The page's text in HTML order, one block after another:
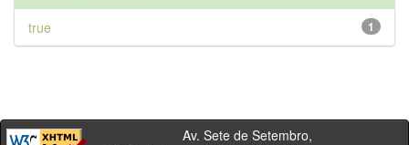
1
true
Av. Sete de Setembro,